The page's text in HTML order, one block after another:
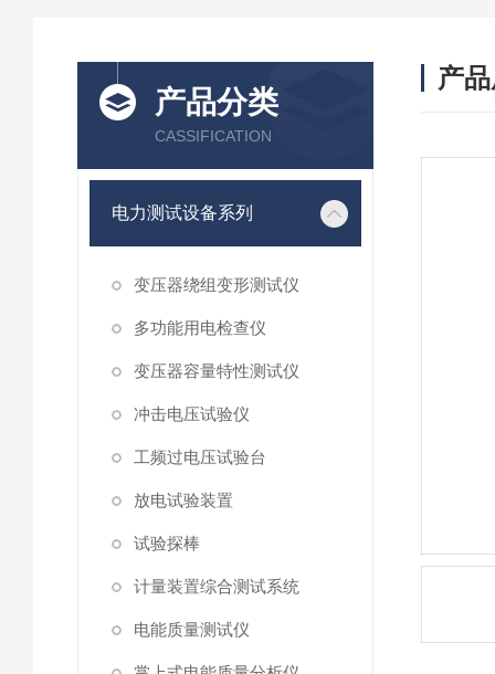
产品分类
CASSIFICATION
电力测试设备系列
变压器绕组变形测试仪
多功能用电检查仪
变压器容量特性测试仪
冲击电压试验仪
工频过电压试验台
放电试验装置
试验探棒
计量装置综合测试系统
电能质量测试仪
产